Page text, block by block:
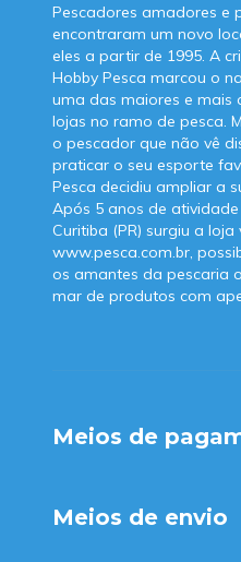
Pescadores amadores e
encontraram um novo
eles a partir de 1995. A
Hobby Pesca marcou o
uma das maiores e mais
lojas no ramo de pesca.
o pescador que não vê
praticar o seu esporte
Pesca decidiu ampliar a
Após 5 anos de
Curitiba (PR) surgiu a loja
www.pesca.com.br,
os amantes da pescaria
mar de produtos com
Meios de
Meios de envio